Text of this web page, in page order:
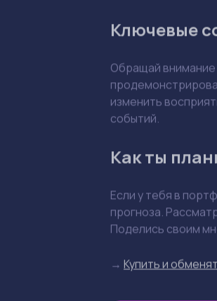
Ключевые
Обращай
изменить
событий.
Как ты
Если у тебя в
прогноза.
Поделись своим
→ Купить и